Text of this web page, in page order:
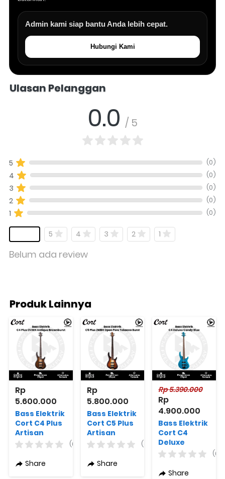
Admin kami siap bantu Anda lebih cepat.
Hubungi Kami
Ulasan Pelanggan
0.0 / 5
5 (0)
4 (0)
3 (0)
2 (0)
1 (0)
5 4 3 2 1
Belum ada review
Produk Lainnya
Rp
5.600.000
Bass Elektrik
Cort C4 Plus
Artisan
Series
Antique
(0)
Share
Rp
5.800.000
Bass Elektrik
Cort C5 Plus
Artisan
Series ZBMH
Warna
(0)
Share
Rp 5.390.000
Rp
4.900.000
Bass Elektrik
Cort C4
Deluxe
Artisan
Varian
(0)
Share